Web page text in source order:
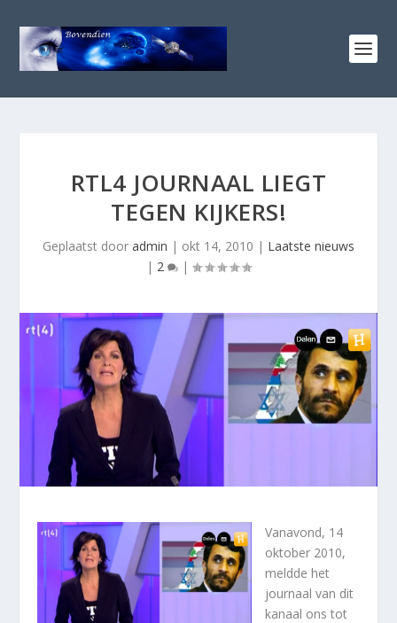
RTL4 JOURNAAL LIEGT
TEGEN KIJKERS!
Geplaatst door admin | okt 14, 2010 | Laatste nieuws
| 2 |
Vanavond, 14
oktober 2010,
meldde het
journaal van dit
kanaal ons tot